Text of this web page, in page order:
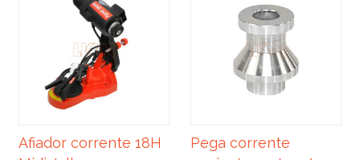
Afiador corrente 18H
Pega corrente